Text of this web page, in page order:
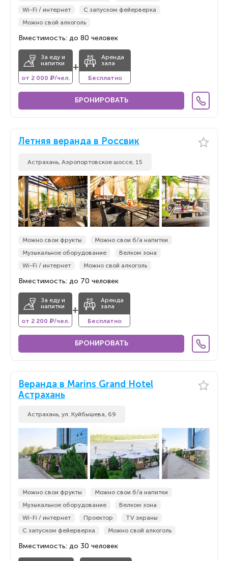
Wi-Fi / интернет
С запуском фейерверка
Можно свой алкоголь
Вместимость: до 80 человек
За еду и
напитки
от 2 000 ₽/чел.
+
Аренда
зала
Бесплатно
БРОНИРОВАТЬ
Летняя веранда в Россвик
Астрахань, Аэропортовское шоссе, 15
Можно свои фрукты
Можно свои б/а напитки
Музыкальное оборудование
Велком зона
Wi-Fi / интернет
Можно свой алкоголь
Вместимость: до 70 человек
За еду и
напитки
от 2 200 ₽/чел.
+
Аренда
зала
Бесплатно
БРОНИРОВАТЬ
Веранда в Marins Grand Hotel
Астрахань
Астрахань, ул. Куйбышева, 69
Можно свои фрукты
Можно свои б/а напитки
Музыкальное оборудование
Велком зона
Wi-Fi / интернет
Проектор
TV экраны
С запуском фейерверка
Можно свой алкоголь
Вместимость: до 30 человек